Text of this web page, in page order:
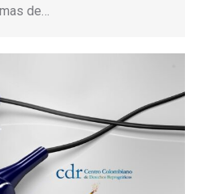
de…